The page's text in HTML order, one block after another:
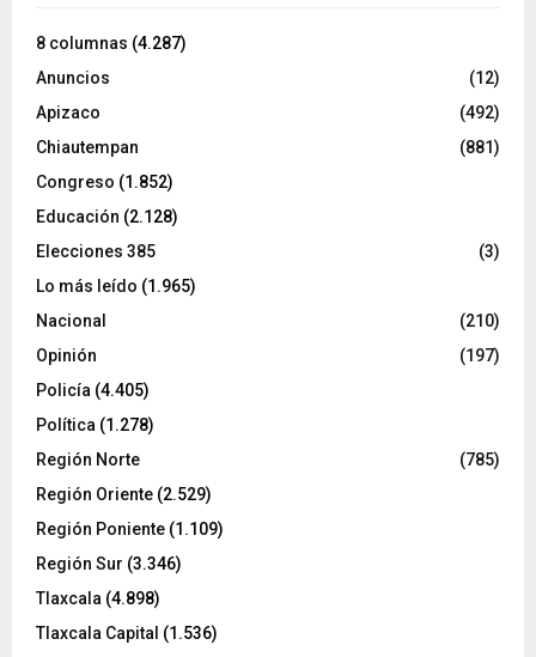
8 columnas (4.287)
Anuncios
(12)
Apizaco
(492)
Chiautempan
(881)
Congreso (1.852)
Educación (2.128)
Elecciones 385
(3)
Lo más leído (1.965)
Nacional
(210)
Opinión
(197)
Policía (4.405)
Política (1.278)
Región Norte
(785)
Región Oriente (2.529)
Región Poniente (1.109)
Región Sur (3.346)
Tlaxcala (4.898)
Tlaxcala Capital (1.536)